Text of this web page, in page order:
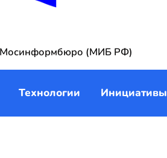
Мосинформбюро (МИБ РФ)
Технологии Инициативы